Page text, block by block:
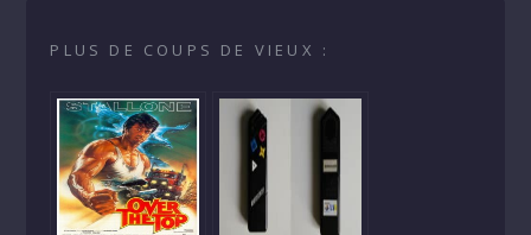
PLUS DE COUPS DE VIEUX :